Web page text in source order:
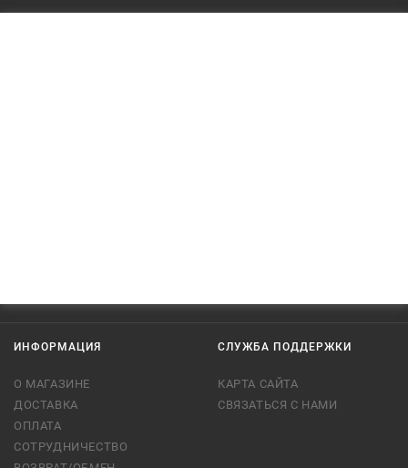
ИНФОРМАЦИЯ
О МАГАЗИНЕ
ДОСТАВКА
ОПЛАТА
СОТРУДНИЧЕСТВО
СЛУЖБА ПОДДЕРЖКИ
КАРТА САЙТА
СВЯЗАТЬСЯ С НАМИ